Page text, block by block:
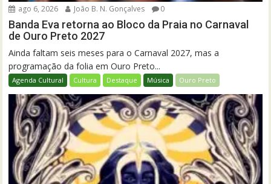
ago 6, 2026 João B. N. Gonçalves 0
Banda Eva retorna ao Bloco da Praia no Carnaval
de Ouro Preto 2027
Ainda faltam seis meses para o Carnaval 2027, mas a
programação da folia em Ouro Preto...
Agenda Cultural Cultura Destaque Música Ouro Preto